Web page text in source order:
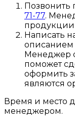
Позвонить
71-77.
продукции
Написать
описанием
Менеджер
поможет
оформить
являются
Время и место
менеджером.